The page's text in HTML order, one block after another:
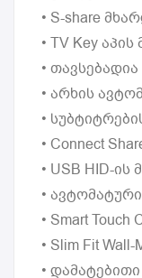
• S-share
• TV Key
•
• არხის
•
• Connect
• USB HID-
•
• Smart
• Slim Fit
•